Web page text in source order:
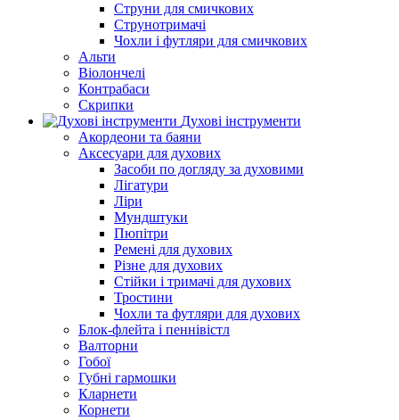
Струни для смичкових
Струнотримачі
Чохли і футляри для смичкових
Альти
Віолончелі
Контрабаси
Скрипки
Духові інструменти
Акордеони та баяни
Аксесуари для духових
Засоби по догляду за духовими
Лігатури
Ліри
Мундштуки
Пюпітри
Ремені для духових
Різне для духових
Стійки і тримачі для духових
Тростини
Чохли та футляри для духових
Блок-флейта і пеннівістл
Валторни
Гобої
Губні гармошки
Кларнети
Корнети